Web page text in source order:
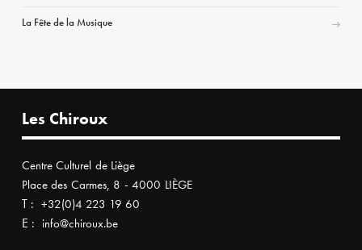
La Fête de la Musique
Les Chiroux
Centre Culturel de Liège
Place des Carmes, 8 - 4000 LIÈGE
T : +32(0)4 223 19 60
E : info@chiroux.be